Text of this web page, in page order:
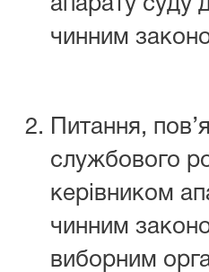
апарату суду
чинним
Питання,
службового
керівником
чинним
виборним